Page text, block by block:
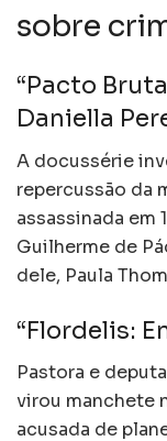
sobre
“Pacto
Daniella
A docussérie
repercussão da
assassinada em
Guilherme de
dele, Paula
“Flordelis:
Pastora e
virou manchete
acusada de